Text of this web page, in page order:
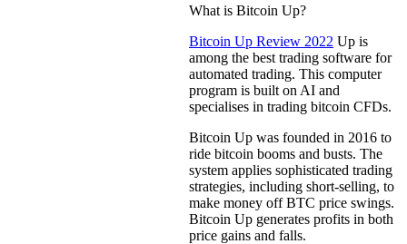
What is Bitcoin Up?
Bitcoin Up Review 2022 Up is
among the best trading software for
automated trading. This computer
program is built on AI and
specialises in trading bitcoin CFDs.
Bitcoin Up was founded in 2016 to
ride bitcoin booms and busts. The
system applies sophisticated trading
strategies, including short-selling, to
make money off BTC price swings.
Bitcoin Up generates profits in both
price gains and falls.